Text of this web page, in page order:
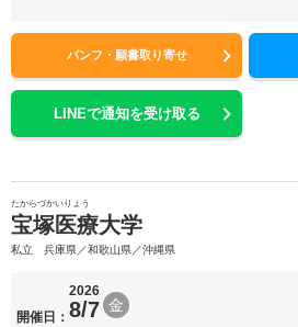
パンフ・願書取り寄せ
LINEで通知を受け取る
たからづかいりょう
宝塚医療大学
私立 兵庫県／和歌山県／沖縄県
開催日：
2026
8/7 金